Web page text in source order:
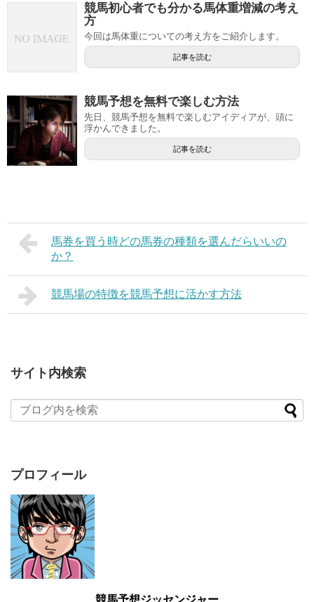
競馬初心者でも分かる馬体重増減の考え
方
今回は馬体重についての考え方をご紹介します。
記事を読む
競馬予想を無料で楽しむ方法
先日、競馬予想を無料で楽しむアイディアが、頭に
浮かんできました。
記事を読む
馬券を買う時 どの馬券の種類を選んだら いいの
か？
競馬場の特徴を競馬予想に活かす方法
サイト内検索
プロフィール
競馬予想ジッセンジャー